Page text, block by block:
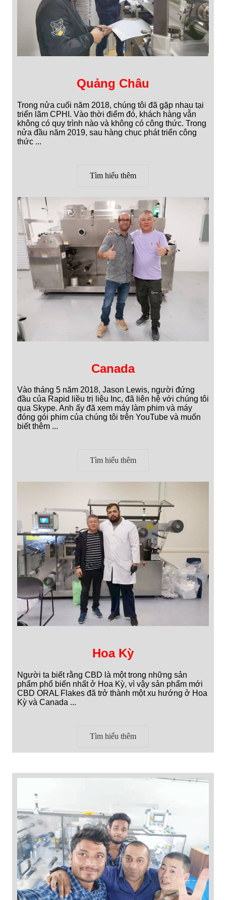
Quảng Châu
Trong nửa cuối năm 2018, chúng tôi đã gặp nhau tại
triển lãm CPHI. Vào thời điểm đó, khách hàng vẫn
không có quy trình nào và không có công thức. Trong
nửa đầu năm 2019, sau hàng chục phát triển công
thức ...
Tìm hiểu thêm
Canada
Vào tháng 5 năm 2018, Jason Lewis, người đứng
đầu của Rapid liều trị liệu Inc, đã liên hệ với chúng tôi
qua Skype. Anh ấy đã xem máy làm phim và máy
đóng gói phim của chúng tôi trên YouTube và muốn
biết thêm ...
Tìm hiểu thêm
Hoa Kỳ
Người ta biết rằng CBD là một trong những sản
phẩm phổ biến nhất ở Hoa Kỳ, vì vậy sản phẩm mới
CBD ORAL Flakes đã trở thành một xu hướng ở Hoa
Kỳ và Canada ...
Tìm hiểu thêm